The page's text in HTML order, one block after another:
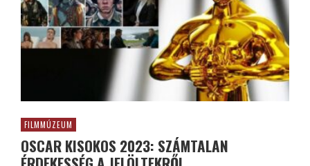
FILMMÚZEUM
OSCAR KISOKOS 2023: SZÁMTALAN